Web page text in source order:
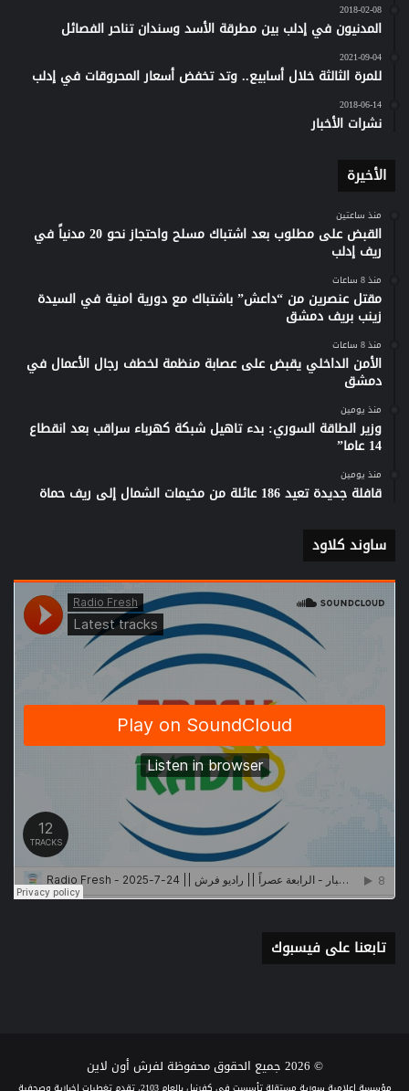
2018-02-08
المدنيون في إدلب بين مطرقة الأسد وسندان تناحر الفصائل
2021-09-04
للمرة الثالثة خلال أسابيع.. وتد تخفض أسعار المحروقات في إدلب
2018-06-14
نشرات الأخبار
الأخيرة
منذ ساعتين
القبض على مطلوب بعد اشتباك مسلح واحتجاز نحو 20 مدنياً في
ريف إدلب
منذ 8 ساعات
مقتل عنصرين من “داعش” باشتباك مع دورية امنية في السيدة
زينب بريف دمشق
منذ 8 ساعات
الأمن الداخلي يقبض على عصابة منظمة لخطف رجال الأعمال في
دمشق
منذ يومين
وزير الطاقة السوري: بدء تاهيل شبكة كهرباء سراقب بعد انقطاع
14 عاما”
منذ يومين
قافلة جديدة تعيد 186 عائلة من مخيمات الشمال إلى ريف حماة
ساوند كلاود
تابعنا على فيسبوك
© 2026 جميع الحقوق محفوظة لفرش أون لاين